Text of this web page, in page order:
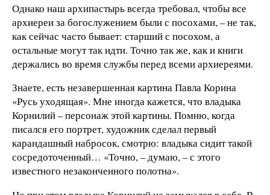
Однако наш архипастырь всегда требовал, чтобы все
архиереи за богослужением были с посохами, – не так,
как сейчас часто бывает: старший с посохом, а
остальные могут так идти. Точно так же, как и книги
держались во время службы перед всеми архиереями.
Знаете, есть незавершенная картина Павла Корина
«Русь уходящая». Мне иногда кажется, что владыка
Корнилий – персонаж этой картины. Помню, когда
писался его портрет, художник сделал первый
карандашный набросок, смотрю: владыка сидит такой
сосредоточенный… «Точно, – думаю, – с этого
известного незаконченного полотна».